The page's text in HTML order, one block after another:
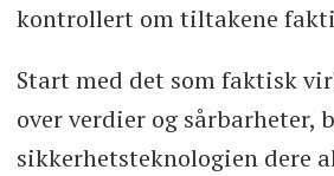
kontrollert om tiltakene
Start med det som faktisk
over verdier og sårbarheter,
sikkerhetsteknologien dere